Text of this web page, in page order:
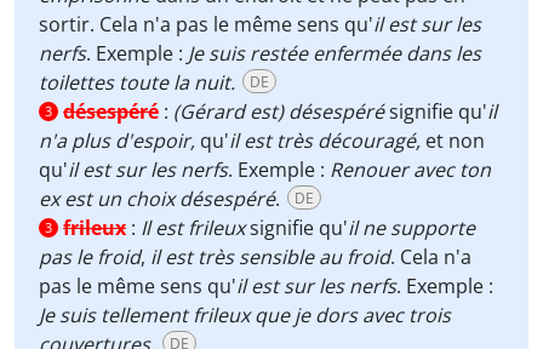
sortir. Cela n'a pas le même sens qu'il est sur les
nerfs. Exemple : Je suis restée enfermée dans les
toilettes toute la nuit.
DE
3 désespéré : (Gérard est) désespérésignifie qu'il
n'a plus d'espoir, qu'il est très découragé, et non
qu'il est sur les nerfs. Exemple : Renouer avec ton
ex est un choix désespéré. DE
3 frileux : Il est frileuxsignifie qu'il ne supporte
pas le froid, il est très sensible au froid. Cela n'a
pas le même sens qu'il est sur les nerfs. Exemple :
Je suis tellement frileux que je dors avec trois
DE